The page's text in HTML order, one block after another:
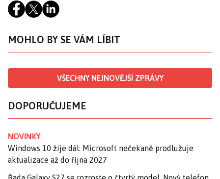
MOHLO BY SE VÁM LÍBIT
VŠECHNY NEJNOVĚJŠÍ ZPRÁVY
DOPORUČUJEME
NOVINKY
Windows 10 žije dál: Microsoft nečekaně prodlužuje
aktualizace až do října 2027